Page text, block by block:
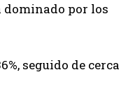
dominado por los
seguido de cerca